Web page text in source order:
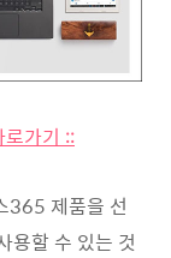
가기 ::
365 제품을 선
용할 수 있는 것